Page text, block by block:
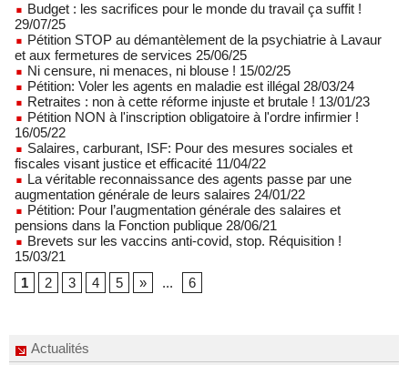
Actualités
Budget : les sacrifices pour le monde du travail ça suffit !
29/07/25
Pétition STOP au démantèlement de la psychiatrie à Lavaur
et aux fermetures de services 25/06/25
Ni censure, ni menaces, ni blouse ! 15/02/25
Pétition: Voler les agents en maladie est illégal 28/03/24
Retraites : non à cette réforme injuste et brutale ! 13/01/23
Pétition NON à l'inscription obligatoire à l'ordre infirmier !
16/05/22
Salaires, carburant, ISF: Pour des mesures sociales et
fiscales visant justice et efficacité 11/04/22
La véritable reconnaissance des agents passe par une
augmentation générale de leurs salaires 24/01/22
Pétition: Pour l’augmentation générale des salaires et
pensions dans la Fonction publique 28/06/21
Brevets sur les vaccins anti-covid, stop. Réquisition !
15/03/21
1
2 3 4 5 » ... 6